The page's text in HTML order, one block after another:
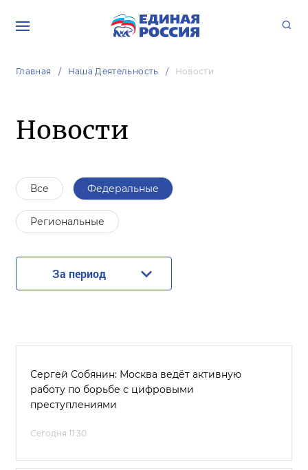
Главная Наша Деятельность Новости
Новости
Все Федеральные
Региональные
За период
Сергей Собянин: Москва ведёт активную
работу по борьбе с цифровыми
преступлениями
Сегодня 11:30